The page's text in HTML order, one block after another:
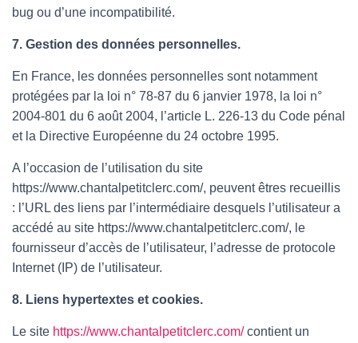
bug ou d’une incompatibilité.
7. Gestion des données personnelles.
En France, les données personnelles sont notamment
protégées par la loi n° 78-87 du 6 janvier 1978, la loi n°
2004-801 du 6 août 2004, l’article L. 226-13 du Code pénal
et la Directive Européenne du 24 octobre 1995.
A l’occasion de l’utilisation du site
https://www.chantalpetitclerc.com/, peuvent êtres recueillis
: l’URL des liens par l’intermédiaire desquels l’utilisateur a
accédé au site https://www.chantalpetitclerc.com/, le
fournisseur d’accès de l’utilisateur, l’adresse de protocole
Internet (IP) de l’utilisateur.
8. Liens hypertextes et cookies.
Le site https://www.chantalpetitclerc.com/contient un